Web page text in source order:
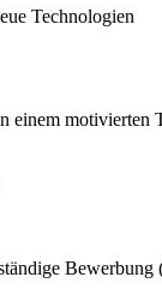
Technologien
einem motivierten